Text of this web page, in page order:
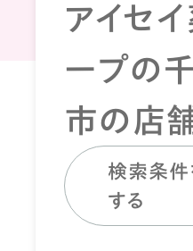
アイセ
ープの
市の店
検索条件
する